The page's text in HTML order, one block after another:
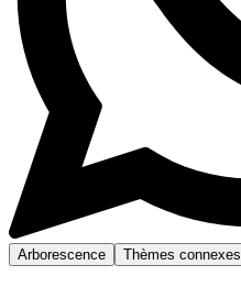
Arborescence Thèmes connexes